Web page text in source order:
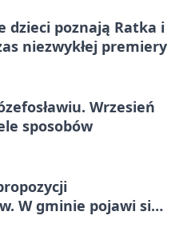
dzieci poznają Ratka i
niezwykłej premiery
Wrzesień
sposobów
W gminie pojawi się